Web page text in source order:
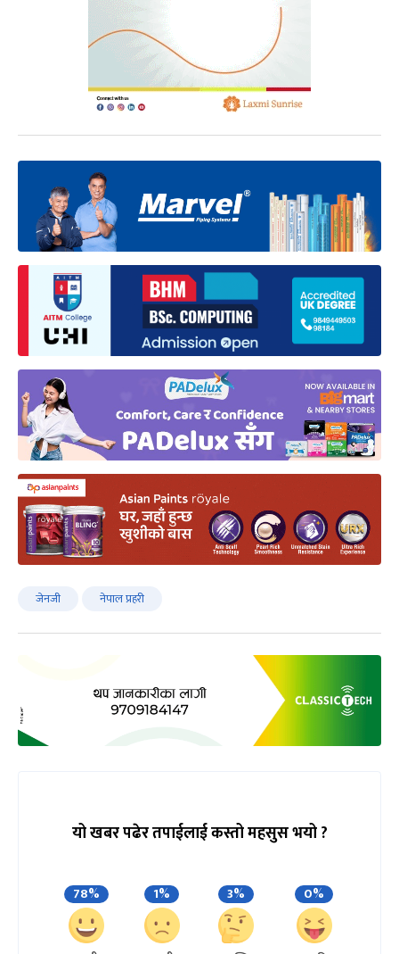
जेनजी नेपाल प्रहरी
यो खबर पढेर तपाईलाई कस्तो महसुस भयो ?
78% 1% 3% 0%